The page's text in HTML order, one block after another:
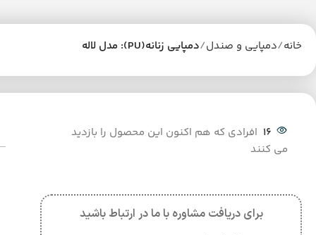
خانه دمپایی و صندل دمپایی زنانه(PU): مدل لاله
16 افرادی که هم اکنون این محصول را بازدید
می کنند
برای دریافت مشاوره با ما در ارتباط باشید